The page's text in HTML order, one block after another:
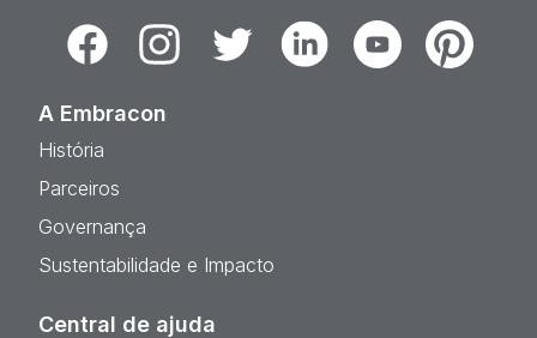
FacebookInstagramTwitter LinkedinYoutubePinterest
A Embracon
História
Parceiros
Governança
Sustentabilidade e Impacto
Central de ajuda